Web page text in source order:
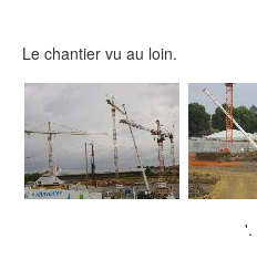
Le chantier vu au loin.
'.